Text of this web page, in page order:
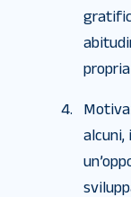
alcuni,